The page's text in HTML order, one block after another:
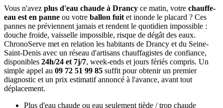
Vous n'avez plus d'eau chaude à Drancy ce matin, votre chauffe-
eau est en panne ou votre ballon fuit et inonde le placard ? Ces
pannes ne préviennent jamais et rendent le quotidien impossible :
douche froide, vaisselle impossible, risque de dégât des eaux.
ChronoServe met en relation les habitants de Drancy et du Seine-
Saint-Denis avec un réseau d'artisans chauffagistes de confiance,
disponibles 24h/24 et 7j/7, week-ends et jours fériés compris. Un
simple appel au 09 72 51 99 85 suffit pour obtenir un premier
diagnostic et un prix estimatif annoncé à l'avance, avant tout
déplacement.
Plus d'eau chaude ou eau seulement tiède / trop chaude